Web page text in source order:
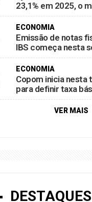
23,1% em 2025, o
ECONOMIA
Emissão de notas
IBS começa nesta
ECONOMIA
Copom inicia nesta
para definir taxa
VER MAIS
DESTAQUES